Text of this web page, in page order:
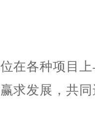
在各种项目
求发展，共